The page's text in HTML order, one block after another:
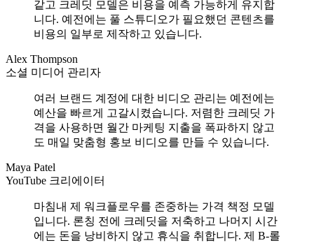
같고 크레딧 모델은 비용을 예측 가능하게 유지합
니다. 예전에는 풀 스튜디오가 필요했던 콘텐츠를
비용의 일부로 제작하고 있습니다.
Alex Thompson
소셜 미디어 관리자
여러 브랜드 계정에 대한 비디오 관리는 예전에는
예산을 빠르게 고갈시켰습니다. 저렴한 크레딧 가
격을 사용하면 월간 마케팅 지출을 폭파하지 않고
도 매일 맞춤형 홍보 비디오를 만들 수 있습니다.
Maya Patel
YouTube 크리에이터
마침내 제 워크플로우를 존중하는 가격 책정 모델
입니다. 론칭 전에 크레딧을 저축하고 나머지 시간
에는 돈을 낭비하지 않고 휴식을 취합니다. 제 B-롤